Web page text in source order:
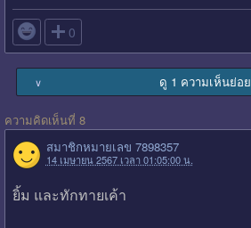
 0
∨ ดู 1 ความเห็นย่อย
ความคิดเห็นที่ 8
สมาชิกหมายเลข 7898357
14 เมษายน 2567 เวลา 01:05:00 น.
ยิ้ม และทักทายเค้า